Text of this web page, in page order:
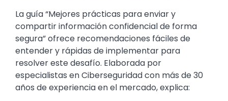
La guía “Mejores prácticas para enviar y
compartir información confidencial de forma
segura” ofrece recomendaciones fáciles de
entender y rápidas de implementar para
resolver este desafío. Elaborada por
especialistas en Ciberseguridad con más de 30
años de experiencia en el mercado, explica: